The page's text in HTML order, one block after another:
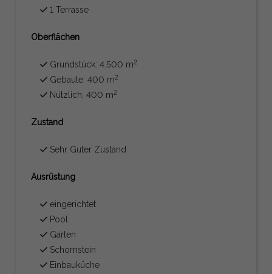
1 Terrasse
Oberflächen
Grundstück: 4.500 m2
Gebaute: 400 m2
Nützlich: 400 m2
Zustand
Sehr Guter Zustand
Ausrüstung
eingerichtet
Pool
Gärten
Schornstein
Einbauküche